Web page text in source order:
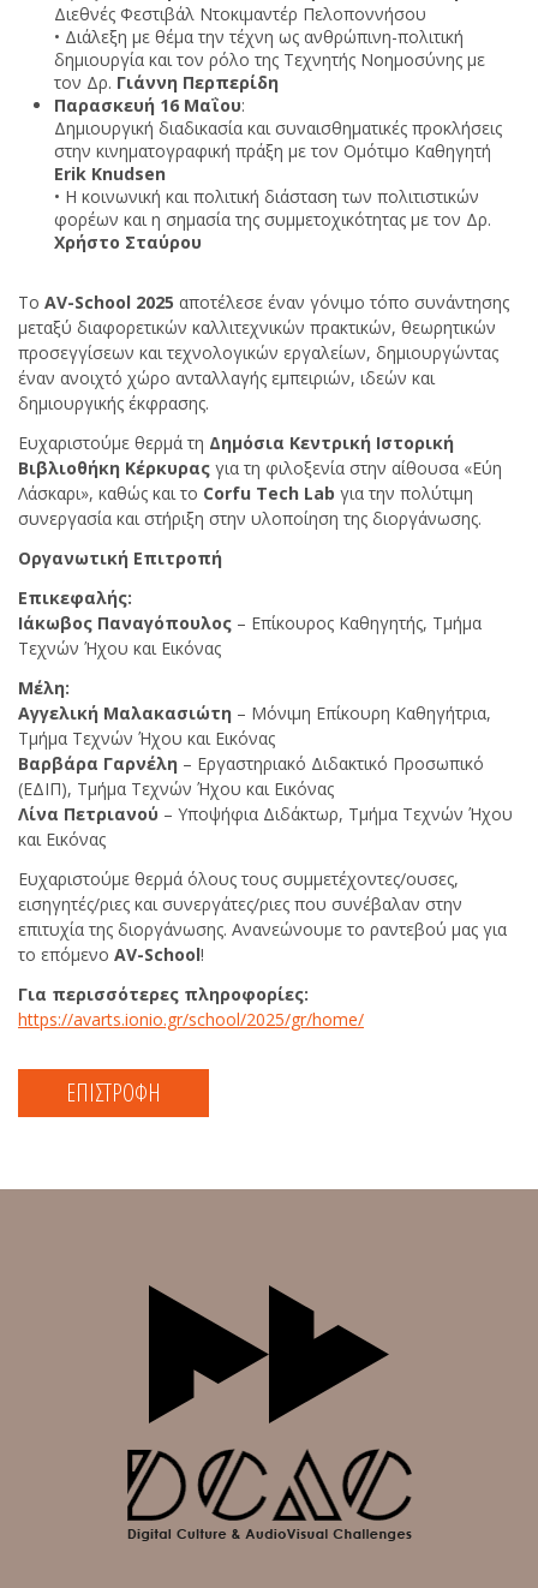
Διεθνές Φεστιβάλ Ντοκιμαντέρ Πελοποννήσου
• Διάλεξη με θέμα την τέχνη ως ανθρώπινη-πολιτική
δημιουργία και τον ρόλο της Τεχνητής Νοημοσύνης με
τον Δρ. Γιάννη Περπερίδη
Παρασκευή 16 Μαΐου:
Δημιουργική διαδικασία και συναισθηματικές προκλήσεις
στην κινηματογραφική πράξη με τον Ομότιμο Καθηγητή
Erik Knudsen
• Η κοινωνική και πολιτική διάσταση των πολιτιστικών
φορέων και η σημασία της συμμετοχικότητας με τον Δρ.
Χρήστο Σταύρου
Το AV-School 2025 αποτέλεσε έναν γόνιμο τόπο συνάντησης
μεταξύ διαφορετικών καλλιτεχνικών πρακτικών, θεωρητικών
προσεγγίσεων και τεχνολογικών εργαλείων, δημιουργώντας
έναν ανοιχτό χώρο ανταλλαγής εμπειριών, ιδεών και
δημιουργικής έκφρασης.
Ευχαριστούμε θερμά τη Δημόσια Κεντρική Ιστορική
Βιβλιοθήκη Κέρκυρας για τη φιλοξενία στην αίθουσα «Εύη
Λάσκαρι», καθώς και το Corfu Tech Lab για την πολύτιμη
συνεργασία και στήριξη στην υλοποίηση της διοργάνωσης.
Οργανωτική Επιτροπή
Επικεφαλής:
Ιάκωβος Παναγόπουλος – Επίκουρος Καθηγητής, Τμήμα
Τεχνών Ήχου και Εικόνας
Μέλη:
Αγγελική Μαλακασιώτη – Μόνιμη Επίκουρη Καθηγήτρια,
Τμήμα Τεχνών Ήχου και Εικόνας
Βαρβάρα Γαρνέλη – Εργαστηριακό Διδακτικό Προσωπικό
(ΕΔΙΠ), Τμήμα Τεχνών Ήχου και Εικόνας
Λίνα Πετριανού – Υποψήφια Διδάκτωρ, Τμήμα Τεχνών Ήχου
και Εικόνας
Ευχαριστούμε θερμά όλους τους συμμετέχοντες/ουσες,
εισηγητές/ριες και συνεργάτες/ριες που συνέβαλαν στην
επιτυχία της διοργάνωσης. Ανανεώνουμε το ραντεβού μας για
το επόμενο AV-School!
Για περισσότερες πληροφορίες:
https://avarts.ionio.gr/school/2025/gr/home/
ΕΠΙΣΤΡΟΦΗ